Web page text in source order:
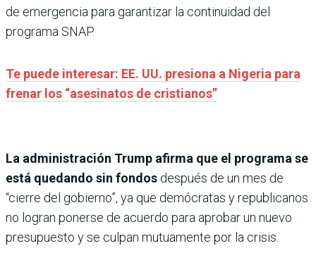
de emergencia para garantizar la continuidad del
programa SNAP.
Te puede interesar: EE. UU. presiona a Nigeria para
frenar los “asesinatos de cristianos”
La administración Trump afirma que el programa se
está quedando sin fondos después de un mes de
“cierre del gobierno”, ya que demócratas y republicanos
no logran ponerse de acuerdo para aprobar un nuevo
presupuesto y se culpan mutuamente por la crisis.